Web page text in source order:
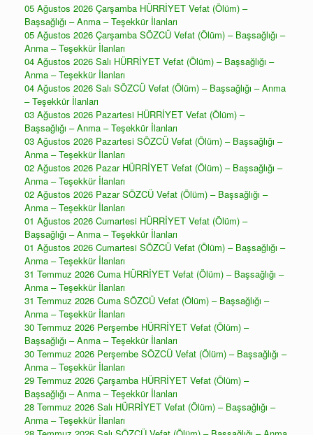
05 Ağustos 2026 Çarşamba HÜRRİYET Vefat (Ölüm) –
Başsağlığı – Anma – Teşekkür İlanları
05 Ağustos 2026 Çarşamba SÖZCÜ Vefat (Ölüm) – Başsağlığı –
Anma – Teşekkür İlanları
04 Ağustos 2026 Salı HÜRRİYET Vefat (Ölüm) – Başsağlığı –
Anma – Teşekkür İlanları
04 Ağustos 2026 Salı SÖZCÜ Vefat (Ölüm) – Başsağlığı – Anma
– Teşekkür İlanları
03 Ağustos 2026 Pazartesi HÜRRİYET Vefat (Ölüm) –
Başsağlığı – Anma – Teşekkür İlanları
03 Ağustos 2026 Pazartesi SÖZCÜ Vefat (Ölüm) – Başsağlığı –
Anma – Teşekkür İlanları
02 Ağustos 2026 Pazar HÜRRİYET Vefat (Ölüm) – Başsağlığı –
Anma – Teşekkür İlanları
02 Ağustos 2026 Pazar SÖZCÜ Vefat (Ölüm) – Başsağlığı –
Anma – Teşekkür İlanları
01 Ağustos 2026 Cumartesi HÜRRİYET Vefat (Ölüm) –
Başsağlığı – Anma – Teşekkür İlanları
01 Ağustos 2026 Cumartesi SÖZCÜ Vefat (Ölüm) – Başsağlığı –
Anma – Teşekkür İlanları
31 Temmuz 2026 Cuma HÜRRİYET Vefat (Ölüm) – Başsağlığı –
Anma – Teşekkür İlanları
31 Temmuz 2026 Cuma SÖZCÜ Vefat (Ölüm) – Başsağlığı –
Anma – Teşekkür İlanları
30 Temmuz 2026 Perşembe HÜRRİYET Vefat (Ölüm) –
Başsağlığı – Anma – Teşekkür İlanları
30 Temmuz 2026 Perşembe SÖZCÜ Vefat (Ölüm) – Başsağlığı –
Anma – Teşekkür İlanları
29 Temmuz 2026 Çarşamba HÜRRİYET Vefat (Ölüm) –
Başsağlığı – Anma – Teşekkür İlanları
28 Temmuz 2026 Salı HÜRRİYET Vefat (Ölüm) – Başsağlığı –
Anma – Teşekkür İlanları